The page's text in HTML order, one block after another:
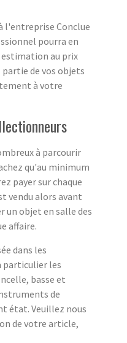
l'entreprise Conclue
pourra en
au prix
de vos objets
à votre
à parcourir
qu'au minimum
payer sur chaque
vendu alors avant
un objet en salle des
affaire.
dans les
particulier les
basse et
de
état. Veuillez nous
de votre article,